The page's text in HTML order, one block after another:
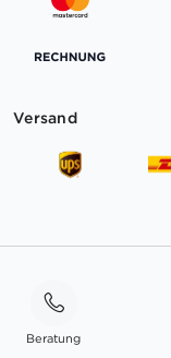
Versand
Beratung